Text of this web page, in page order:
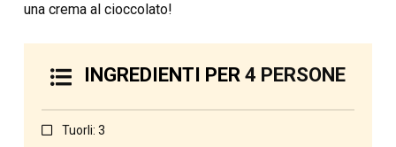
una crema al cioccolato!
INGREDIENTI PER4 PERSONE
Tuorli: 3